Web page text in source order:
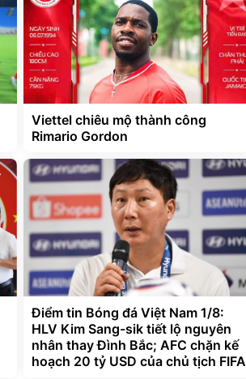
Viettel chiêu mộ thành công
Rimario Gordon
Điểm tin Bóng đá Việt Nam 1/8:
HLV Kim Sang-sik tiết lộ nguyên
nhân thay Đình Bắc; AFC chặn kế
hoạch 20 tỷ USD của chủ tịch FIFA